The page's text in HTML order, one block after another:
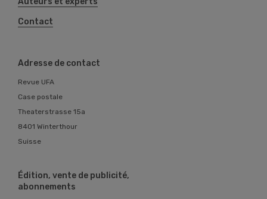
Contact
Adresse de contact
Revue UFA
Case postale
Theaterstrasse 15a
8401 Winterthour
Suisse
Édition, vente de publicité,
abonnements